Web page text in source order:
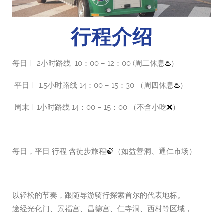
行程介绍
每日ㅣ 2小时路线 10：00 – 12：00 (周二休息♨️）
平日ㅣ 1.5小时路线 14：00 – 15：30 （周四休息♨️）
周末ㅣ1小时路线 14：00 – 15：00 （不含小吃❌）
每日，平日 行程 含徒步旅程🍃 （如益善洞、通仁市场）
以轻松的节奏，跟随导游骑行探索首尔的代表地标。
途经光化门、景福宫、昌德宫、仁寺洞、西村等区域，